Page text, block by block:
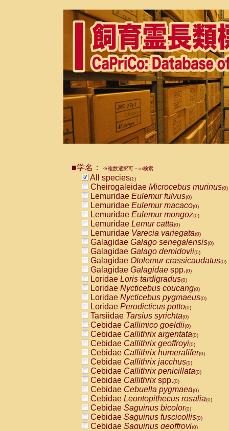
■学名： ※複数選択可・or検索
All species(1)
Cheirogaleidae Microcebus murinus(0)
Lemuridae Eulemur fulvus(0)
Lemuridae Eulemur macaco(0)
Lemuridae Eulemur mongoz(0)
Lemuridae Lemur catta(0)
Lemuridae Varecia variegata(0)
Galagidae Galago senegalensis(0)
Galagidae Galago demidovii(0)
Galagidae Otolemur crassicaudatus(0)
Galagidae Galagidae spp.(0)
Loridae Loris tardigradus(0)
Loridae Nycticebus coucang(0)
Loridae Nycticebus pygmaeus(0)
Loridae Perodicticus potto(0)
Tarsiidae Tarsius syrichta(0)
Cebidae Callimico goeldii(0)
Cebidae Callithrix argentata(0)
Cebidae Callithrix geoffroyi(0)
Cebidae Callithrix humeralifer(0)
Cebidae Callithrix jacchus(0)
Cebidae Callithrix penicillata(0)
Cebidae Callithrixspp.(0)
Cebidae Cebuella pygmaea(0)
Cebidae Leontopithecus rosalia(0)
Cebidae Saguinus bicolor(0)
Cebidae Saguinus fuscicollis(0)
Cebidae Saguinus geoffroyi(0)